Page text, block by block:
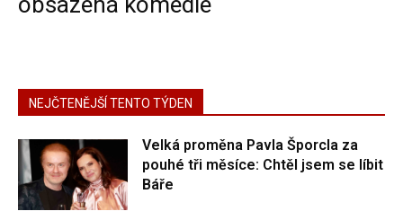
NEJČTENĚJŠÍ TENTO TÝDEN
Velká proměna Pavla Šporcla za
pouhé tři měsíce: Chtěl jsem se líbit
Báře